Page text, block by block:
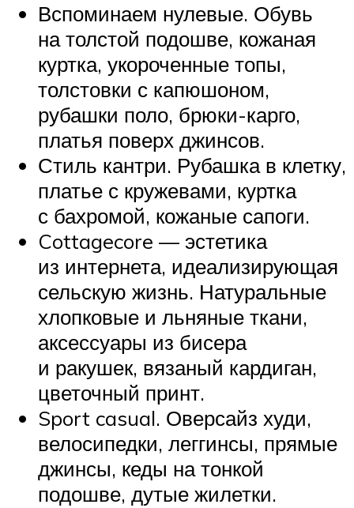
Вспоминаем нулевые. Обувь
на толстой подошве, кожаная
куртка, укороченные топы,
толстовки с капюшоном,
рубашки поло, брюки-карго,
платья поверх джинсов.
Стиль кантри. Рубашка в клетку,
платье с кружевами, куртка
с бахромой, кожаные сапоги.
Cottagecore — эстетика
из интернета, идеализирующая
сельскую жизнь. Натуральные
хлопковые и льняные ткани,
аксессуары из бисера
и ракушек, вязаный кардиган,
цветочный принт.
Sport casual. Оверсайз худи,
велосипедки, леггинсы, прямые
джинсы, кеды на тонкой
подошве, дутые жилетки.